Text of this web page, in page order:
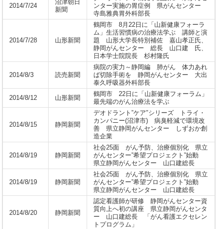
2014/7/24
沼津朝日
新聞
ンター実施の胃症例 県がんセンター
寺島雅典胃外科部長
2014/7/28 山形新聞
鶴岡市 8月22日に「山新健康フォーラ
ム」生活習慣病の治療法学ぶ 講師と演
題 山形大学長特別補佐 嘉山孝正氏、
静岡がんセンター 総長 山口建 氏、
日本学士院院長 杉村隆氏
2014/8/3 読売新聞
病院の実力～静岡編 肺がん 体力あれ
ば切除手術を 静岡がんセンター 大出
泰久呼吸器外科部長
2014/8/12 山形新聞
鶴岡市 22日に「山新健康フォーラム」
最先端のがん治療法を学ぶ
2014/8/15 静岡新聞
デオドラント”ケア″シリーズ トライ・
カンパニー(沼津市) 病臭軽減で環境改
善 県立静岡がんセンター しずおか創
造企業
2014/8/19 静岡新聞
社会25面 がん予防、治療個別化 県立
がんセンター”希望プロジェクト”始動
県立静岡がんセンター 山口建総長
2014/8/19 静岡新聞
社会25面 がん予防、治療個別化 県立
がんセンター”希望プロジェクト”始動
県立静岡がんセンター 山口建総長
2014/8/20 静岡新聞
認定看護師が研修 静岡がんセンター資
質向上へ初の講座 県立静岡がんセンタ
ー 山口建総長 「がん看護エクセレン
トプログラム」